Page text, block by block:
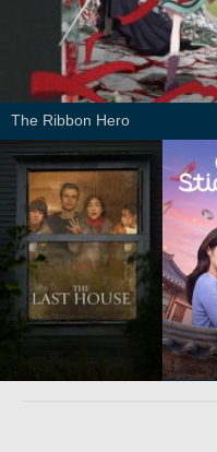
The Ribbon Hero